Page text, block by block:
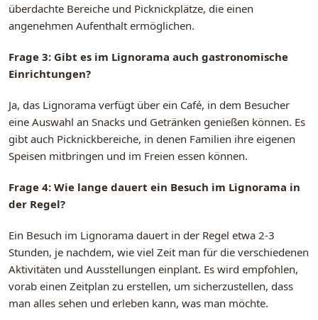
überdachte Bereiche und Picknickplätze, die einen
angenehmen Aufenthalt ermöglichen.
Frage 3: Gibt es im Lignorama auch gastronomische
Einrichtungen?
Ja, das Lignorama verfügt über ein Café, in dem Besucher
eine Auswahl an Snacks und Getränken genießen können. Es
gibt auch Picknickbereiche, in denen Familien ihre eigenen
Speisen mitbringen und im Freien essen können.
Frage 4: Wie lange dauert ein Besuch im Lignorama in
der Regel?
Ein Besuch im Lignorama dauert in der Regel etwa 2-3
Stunden, je nachdem, wie viel Zeit man für die verschiedenen
Aktivitäten und Ausstellungen einplant. Es wird empfohlen,
vorab einen Zeitplan zu erstellen, um sicherzustellen, dass
man alles sehen und erleben kann, was man möchte.